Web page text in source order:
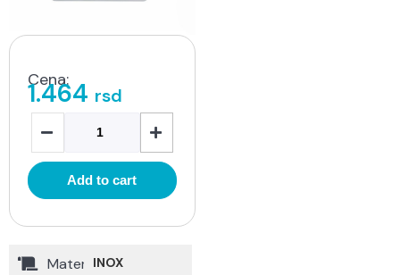
Cena:
1.464 rsd
Add to cart
MaterijalINOX